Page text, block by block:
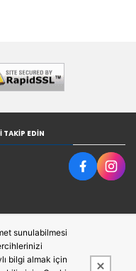
TAKIP EDIN
sunulabilmesi
bilgi almak için